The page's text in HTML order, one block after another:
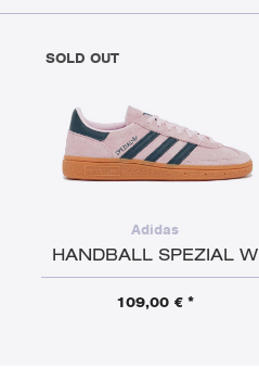
SOLD OUT
Adidas
HANDBALL SPEZIAL W
109,00 € *